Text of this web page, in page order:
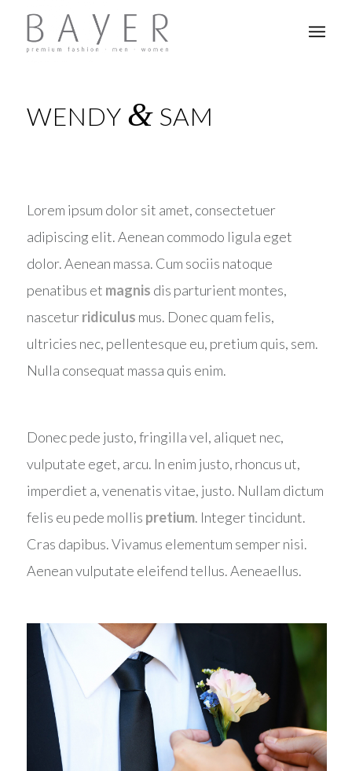
WENDY & SAM
Lorem ipsum dolor sit amet, consectetuer
adipiscing elit. Aenean commodo ligula eget
dolor. Aenean massa. Cum sociis natoque
penatibus et magnis dis parturient montes,
nasceturridiculus mus. Donec quam felis,
ultricies nec, pellentesque eu, pretium quis, sem.
Nulla consequat massa quis enim.
Donec pede justo, fringilla vel, aliquet nec,
vulputate eget, arcu. In enim justo, rhoncus ut,
imperdiet a, venenatis vitae, justo. Nullam dictum
felis eu pede mollis pretium. Integer tincidunt.
Cras dapibus. Vivamus elementum semper nisi.
Aenean vulputate eleifend tellus. Aeneaellus.